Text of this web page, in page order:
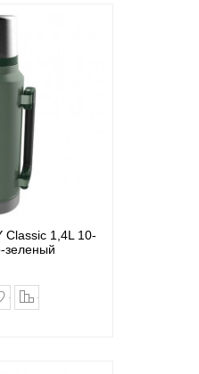
Classic 1,4L 10-
зеленый
в закладки